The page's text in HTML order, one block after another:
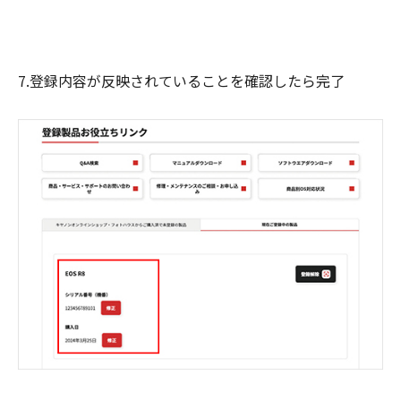
7.登録内容が反映されていることを確認したら完了